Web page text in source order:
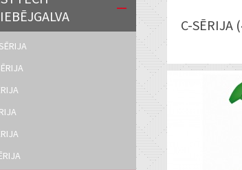
C-SĒRIJA